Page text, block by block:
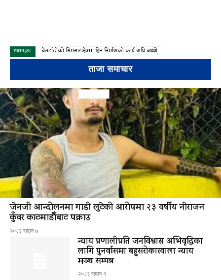
ट्यागहरु: बेलडाँडीको सिमसार क्षेत्रमा ड्रिन निर्माणको कार्य अघि बढ्यो्
ताजा समाचार
जेनजी आन्दोलनमा गाडी लुटेको आरोपमा २३ वर्षीय नीराजन
कुँवर काठमाडौँबाट पक्राउ
२०८३ साउन ७
न्याय प्रणालीप्रति जनविश्वास अभिवृद्धिका
लागि पुनर्वासमा बहुसरोकारवाला न्याय
मञ्च सम्पन्न
२०८३ साउन १